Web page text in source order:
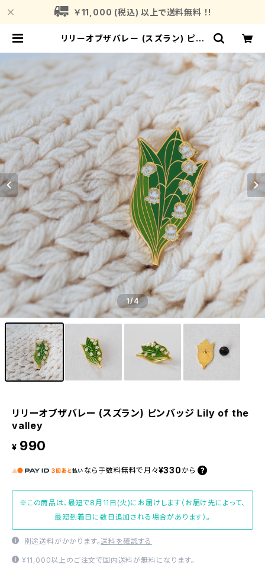
￥11,000 (税込) 以上で送料無料 ！!
リリーオブザバレー (スズラン) ピン
ance Plant (フレグランスプラント)
1/4
リリーオブザバレー (スズラン) ピンバッジ Lily of the
valley
¥ 990
なら 手数料無料で 月々¥330 から
※この商品は、最短で8月11日(火)にお届けします（お届け先によって、
最短到着日に数日追加される場合があります）。
別途送料がかかります。送料を確認する
¥11,000以上のご注文で国内送料が無料になります。